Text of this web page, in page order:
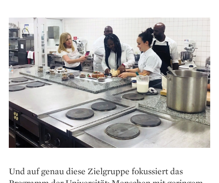
Und auf genau diese Zielgruppe fokussiert das